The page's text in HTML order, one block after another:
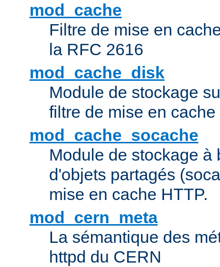
mod_cache
Filtre de mise en
la RFC 2616
mod_cache_disk
Module de stockage
filtre de mise en cache
mod_cache_socache
Module de stockage à
d'objets partagés
mise en cache HTTP.
mod_cern_meta
La sémantique des
httpd du CERN